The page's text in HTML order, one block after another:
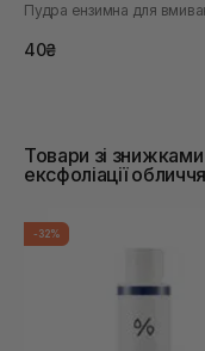
40₴
Товари зі
ексфоліації обличчя
-32%